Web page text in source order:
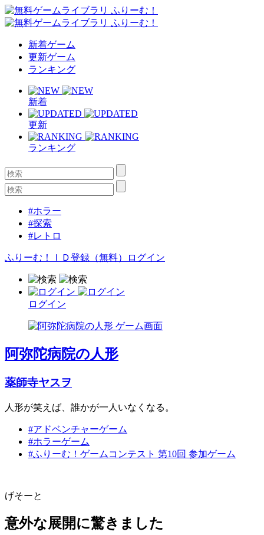
新着ゲーム
更新ゲーム
ランキング
新着
更新
ランキング
#ホラー
#探索
#レトロ
ふりーむ！ＩＤ登録（無料） ログイン
ログイン
阿弥陀病院の人形
薬師寺ヤスヲ
人形が笑えば、誰かが一人いなくなる。
#アドベンチャーゲーム
#ホラーゲーム
#ふりーむ！ゲームコンテスト 第10回 参加ゲーム
げそーと
意外な展開に驚きました